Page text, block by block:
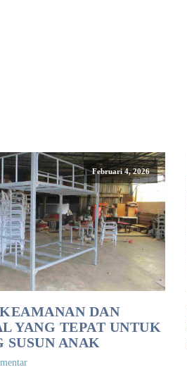
Februari 4, 2026
DAN
YANG TEPAT UNTUK
SUSUN ANAK